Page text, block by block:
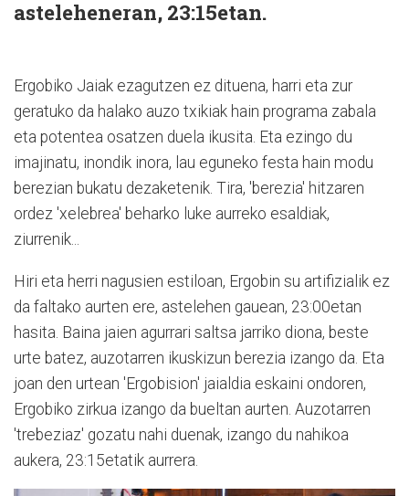
asteleheneran, 23:15etan.
Ergobiko Jaiak ezagutzen ez dituena, harri eta zur
geratuko da halako auzo txikiak hain programa zabala
eta potentea osatzen duela ikusita. Eta ezingo du
imajinatu, inondik inora, lau eguneko festa hain modu
berezian bukatu dezaketenik. Tira, 'berezia' hitzaren
ordez 'xelebrea' beharko luke aurreko esaldiak,
ziurrenik...
Hiri eta herri nagusien estiloan, Ergobin su artifizialik ez
da faltako aurten ere, astelehen gauean, 23:00etan
hasita. Baina jaien agurrari saltsa jarriko diona, beste
urte batez, auzotarren ikuskizun berezia izango da. Eta
joan den urtean 'Ergobision' jaialdia eskaini ondoren,
Ergobiko zirkua izango da bueltan aurten. Auzotarren
'trebeziaz' gozatu nahi duenak, izango du nahikoa
aukera, 23:15etatik aurrera.